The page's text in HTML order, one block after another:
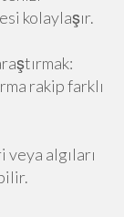
kolaylaşır.
rakip farklı
veya algıları